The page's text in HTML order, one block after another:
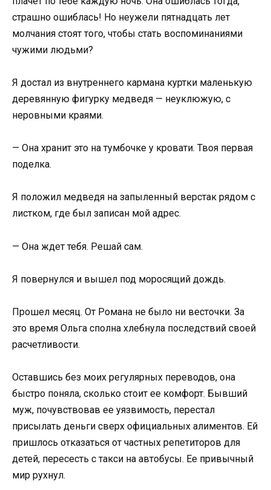
страшно ошиблась! Но неужели пятнадцать лет
молчания стоят того, чтобы стать воспоминаниями
чужими людьми?
Я достал из внутреннего кармана куртки маленькую
деревянную фигурку медведя — неуклюжую, с
неровными краями.
— Она хранит это на тумбочке у кровати. Твоя первая
поделка.
Я положил медведя на запыленный верстак рядом с
листком, где был записан мой адрес.
— Она ждет тебя. Решай сам.
Я повернулся и вышел под моросящий дождь.
Прошел месяц. От Романа не было ни весточки. За
это время Ольга сполна хлебнула последствий своей
расчетливости.
Оставшись без моих регулярных переводов, она
быстро поняла, сколько стоит ее комфорт. Бывший
муж, почувствовав ее уязвимость, перестал
присылать деньги сверх официальных алиментов. Ей
пришлось отказаться от частных репетиторов для
детей, пересесть с такси на автобусы. Ее привычный
мир рухнул.